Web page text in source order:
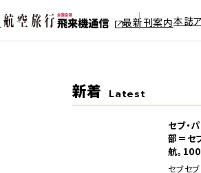
最新刊案内本誌
新着 Latest
セブ・
部＝セ
航。
セブセ